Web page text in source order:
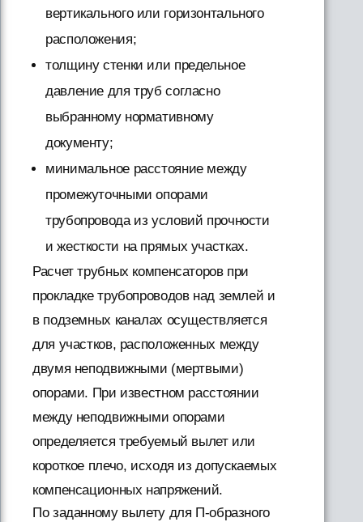
вертикального или горизонтального
расположения;
толщину стенки или предельное
давление для труб согласно
выбранному нормативному
документу;
минимальное расстояние между
промежуточными опорами
трубопровода из условий прочности
и жесткости на прямых участках.
Расчет трубных компенсаторов при
прокладке трубопроводов над землей и
в подземных каналах осуществляется
для участков, расположенных между
двумя неподвижными (мертвыми)
опорами. При известном расстоянии
между неподвижными опорами
определяется требуемый вылет или
короткое плечо, исходя из допускаемых
компенсационных напряжений.
По заданному вылету для П-образного